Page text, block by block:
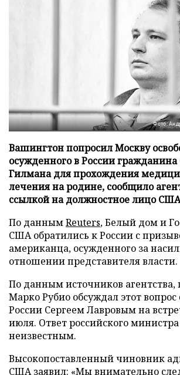
Фото:
Вашингтон попросил Москву
осужденного в России
Гилмана для прохождения
лечения на родине, сообщило
ссылкой на должностное лицо
По даннымReuters, Белый дом и
США обратились к России с
американца, осужденного за
отношении представителя власти.
По данным источников агентства,
Марко Рубио обсуждал этот
России Сергеем Лавровым на
июля. Ответ российского министра
неизвестным.
Высокопоставленный чиновник
США заявил: «Мы внимательно